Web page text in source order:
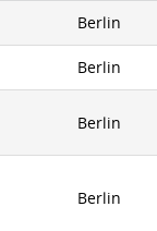
Berlin
Berlin
Berlin
Berlin